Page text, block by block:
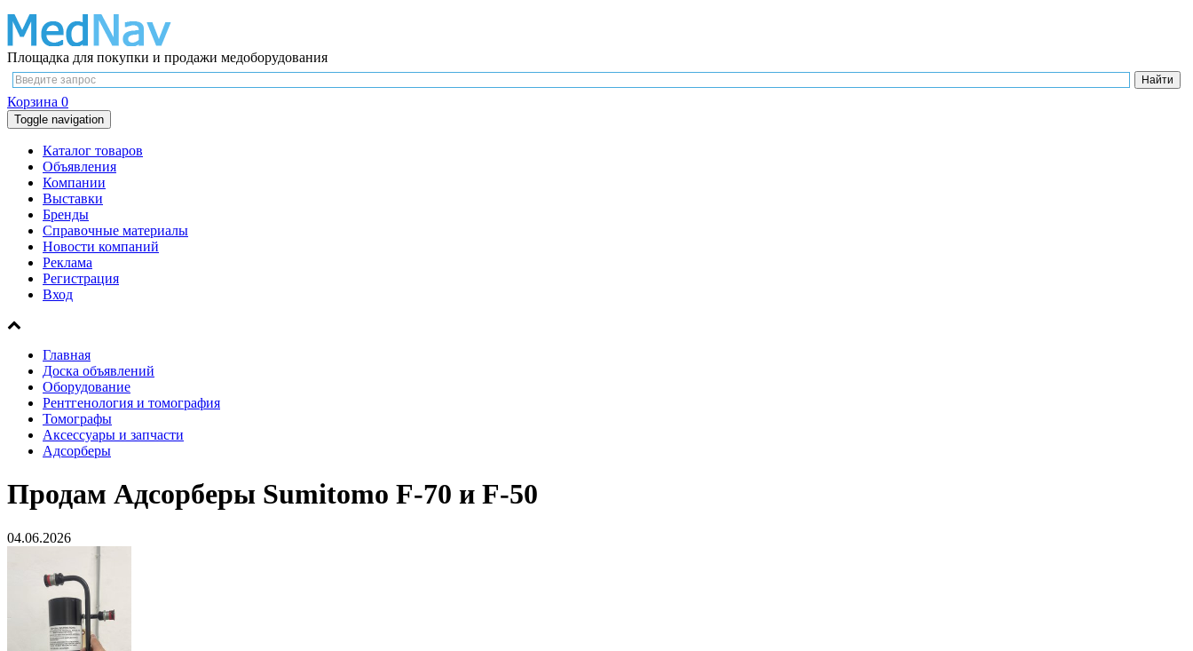
Площадка для покупки и продажи медоборудования
Корзина 0
Toggle navigation
Каталог товаров
Объявления
Компании
Выставки
Бренды
Справочные материалы
Новости компаний
Реклама
Регистрация
Вход
Главная
Доска объявлений
Оборудование
Рентгенология и томография
Томографы
Аксессуары и запчасти
Адсорберы
Продам Адсорберы Sumitomo F-70 и F-50
04.06.2026